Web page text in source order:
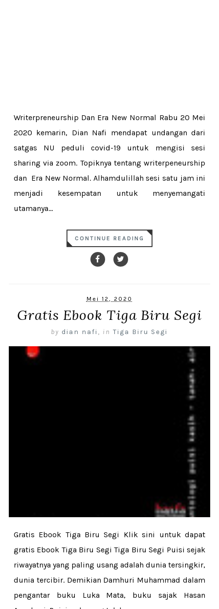
Writerpreneurship Dan Era New Normal Rabu 20 Mei
2020 kemarin, Dian Nafi mendapat undangan dari
satgas NU peduli covid-19 untuk mengisi sesi
sharing via zoom. Topiknya tentang writerpeneurship
dan Era New Normal. Alhamdulillah sesi satu jam ini
menjadi kesempatan untuk menyemangati
utamanya...
CONTINUE READING
Mei 12, 2020
Gratis Ebook Tiga Biru Segi
by dian nafi , in Tiga Biru Segi
Gratis Ebook Tiga Biru Segi Klik sini untuk dapat
gratis Ebook Tiga Biru Segi Tiga Biru Segi Puisi sejak
riwayatnya yang paling usang adalah dunia tersingkir,
dunia tercibir. Demikian Damhuri Muhammad dalam
pengantar buku Luka Mata, buku sajak Hasan